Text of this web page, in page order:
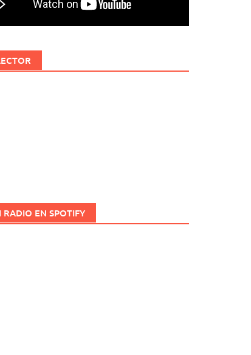
RADIO EN SPOTIFY